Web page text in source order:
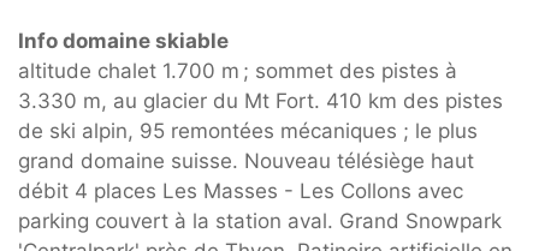
Info domaine skiable
altitude chalet 1.700 m ; sommet des pistes à
3.330 m, au glacier du Mt Fort. 410 km des pistes
de ski alpin, 95 remontées mécaniques ; le plus
grand domaine suisse. Nouveau télésiège haut
débit 4 places Les Masses - Les Collons avec
parking couvert à la station aval. Grand Snowpark